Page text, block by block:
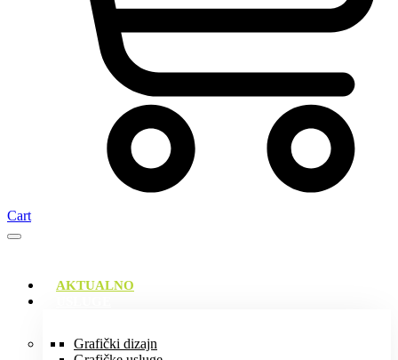
Cart
AKTUALNO
Grafički dizajn